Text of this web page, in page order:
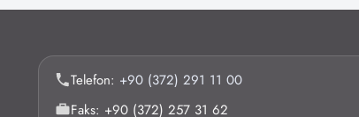
Telefon: +90 (372) 291 11 00
Faks: +90 (372) 257 31 62